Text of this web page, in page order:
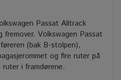
Passat Alltrack
fremover. Volkswagen Passat
(bak B-stolpen),
og fire ruter på
i framdørene.